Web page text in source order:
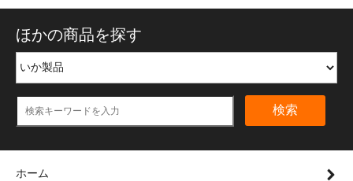
ほかの商品を探す
検索
ホーム